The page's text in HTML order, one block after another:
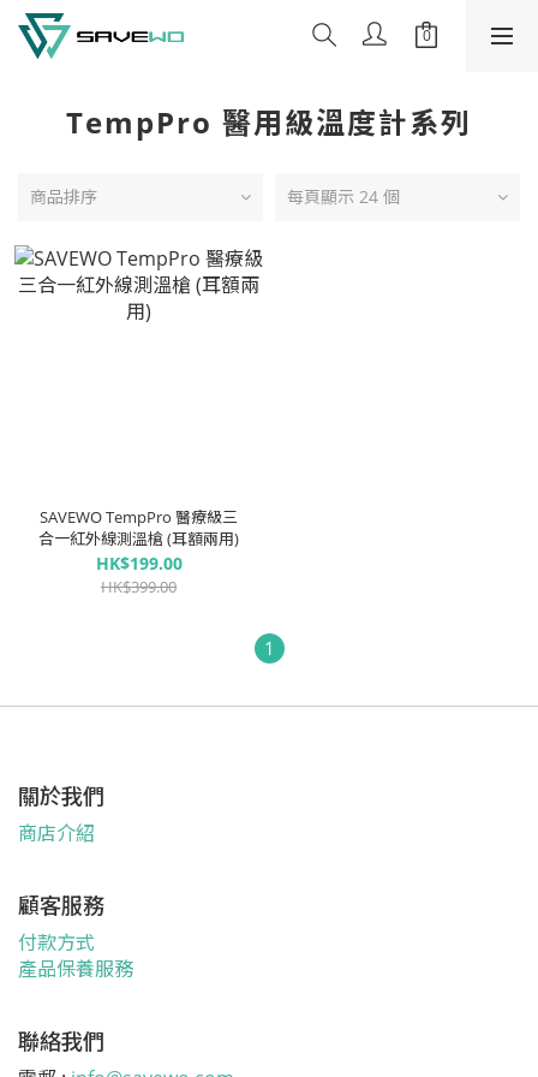
TempPro 醫用級溫度計系列
商品排序 每頁顯示 24 個
SAVEWO TempPro 醫療級三
合一紅外線測溫槍 (耳額兩用)
HK$199.00
HK$399.00
1
關於我們
商店介紹
顧客服務
付款方式
產品保養服務
聯絡我們